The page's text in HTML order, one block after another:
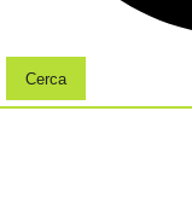
Cerca